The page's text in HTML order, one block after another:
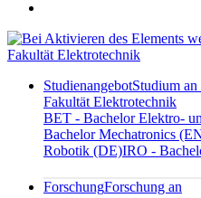
Fakultät Elektrotechnik
StudienangebotStudium an
Fakultät Elektrotechnik
BET - Bachelor Elektro-
Bachelor Mechatronics
Robotik (DE)IRO -
ForschungForschung an